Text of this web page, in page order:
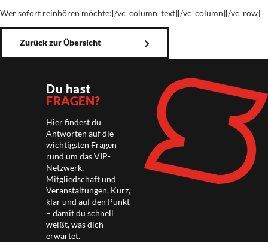
Wer sofort reinhören möchte:[/vc_column_text][/vc_column][/vc_row]
Zurück zur Übersicht
Du hast
FRAGEN?
Hier findest du
Antworten auf die
wichtigsten Fragen
rund um das VIP-
Netzwerk,
Mitgliedschaft und
Veranstaltungen. Kurz,
klar und auf den Punkt
– damit du schnell
weißt, was dich
erwartet.